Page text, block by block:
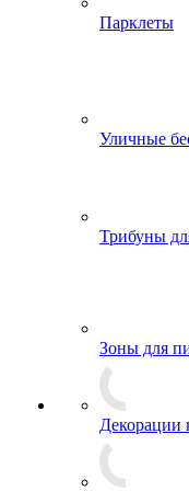
Парклеты
Уличные
Трибуны
Зоны для